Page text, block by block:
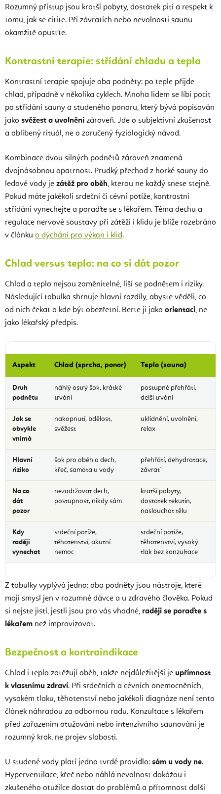
Rozumný přístup jsou kratší pobyty, dostatek pití a respekt k
tomu, jak se cítíte. Při závratích nebo nevolnosti saunu
okamžitě opusťte.
Kontrastní terapie: střídání chladu a tepla
Kontrastní terapie spojuje oba podněty: po teple přijde
chlad, případně v několika cyklech. Mnoha lidem se líbí pocit
po střídání sauny a studeného ponoru, který bývá popisován
jako svěžest a uvolnění zároveň. Jde o subjektivní zkušenost
a oblíbený rituál, ne o zaručený fyziologický návod.
Kombinace dvou silných podnětů zároveň znamená
dvojnásobnou opatrnost. Prudký přechod z horké sauny do
ledové vody je zátěž pro oběh, kterou ne každý snese stejně.
Pokud máte jakékoli srdeční či cévní potíže, kontrastní
střídání vynechejte a poraďte se s lékařem. Téma dechu a
regulace nervové soustavy při zátěži i klidu je blíže rozebráno
v článku o dýchání pro výkon i klid.
Chlad versus teplo: na co si dát pozor
Chlad a teplo nejsou zaměnitelné, liší se podnětem i riziky.
Následující tabulka shrnuje hlavní rozdíly, abyste věděli, co
od nich čekat a kde být obezřetní. Berte ji jako orientaci, ne
jako lékařský předpis.
Aspekt Chlad (sprcha, ponor) Teplo (sauna)
Druh
podnětu
náhlý ostrý šok, krátké
trvání
postupné přehřátí,
delší trvání
Jak se
obvykle
vnímá
nakopnutí, bdělost,
svěžest
uklidnění, uvolnění,
relax
Hlavní
riziko
šok pro oběh a dech,
křeč, samota u vody
přehřátí, dehydratace,
závrať
Na co
dát
pozor
nezadržovat dech,
postupnost, nikdy sám
kratší pobyty,
dostatek tekutin,
naslouchat tělu
Kdy
raději
vynechat
srdeční potíže,
těhotenství, akutní
nemoc
srdeční potíže,
těhotenství, vysoký
tlak bez konzultace
Z tabulky vyplývá jedno: oba podněty jsou nástroje, které
mají smysl jen v rozumné dávce a u zdravého člověka. Pokud
si nejste jistí, jestli jsou pro vás vhodné, raději se poraďte s
lékařem než improvizovat.
Bezpečnost a kontraindikace
Chlad i teplo zatěžují oběh, takže nejdůležitější je upřímnost
k vlastnímu zdraví. Při srdečních a cévních onemocněních,
vysokém tlaku, těhotenství nebo jakékoli diagnóze není tento
článek náhradou za odbornou radu. Konzultace s lékařem
před zařazením otužování nebo intenzivního saunování je
rozumný krok, ne projev slabosti.
U studené vody platí jedno tvrdé pravidlo: sám u vody ne.
Hyperventilace, křeč nebo náhlá nevolnost dokážou i
zkušeného otužilce dostat do problémů a přítomnost další